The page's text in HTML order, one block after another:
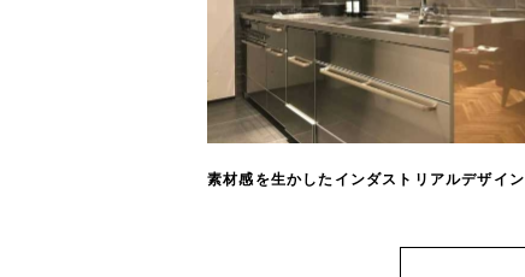
素材感を生かしたインダストリアルデザイン